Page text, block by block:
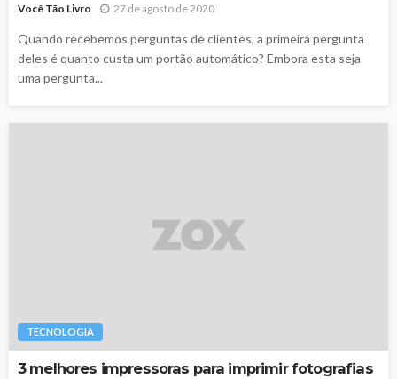
Você Tão Livro 27 de agosto de 2020
Quando recebemos perguntas de clientes, a primeira pergunta
deles é quanto custa um portão automático? Embora esta seja
uma pergunta...
TECNOLOGIA
3 melhores impressoras para imprimir fotografias